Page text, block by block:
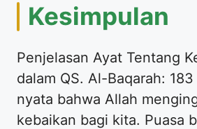
Kesimpulan
Penjelasan Ayat Tentang
dalam QS. Al-Baqarah:
nyata bahwa Allah
kebaikan bagi kita. Puasa